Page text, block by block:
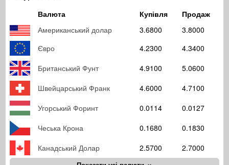
Валюта
Купівля
Продаж
Американський долар
3.6800
3.8000
Євро
4.2300
4.3400
Британський Фунт
4.9100
5.0600
Швейцарський Франк
4.6000
4.7100
Угорський Форинт
0.0114
0.0127
Чеська Крона
0.1680
0.1830
Канадський Долар
2.5700 2.7000